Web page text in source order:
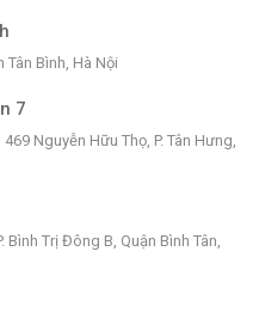
Tân Bình, Hà Nội
7
Nguyễn Hữu Thọ, P. Tân Hưng,
Trị Đông B, Quận Bình Tân,